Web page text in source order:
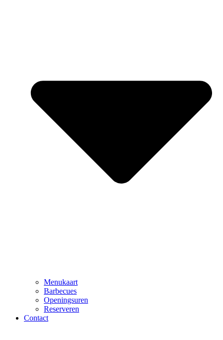
Menukaart
Barbecues
Openingsuren
Reserveren
Contact